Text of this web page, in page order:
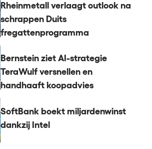
Rheinmetall verlaagt outlook na
schrappen Duits
fregattenprogramma
Bernstein ziet AI-strategie
TeraWulf versnellen en
handhaaft koopadvies
SoftBank boekt miljardenwinst
dankzij Intel